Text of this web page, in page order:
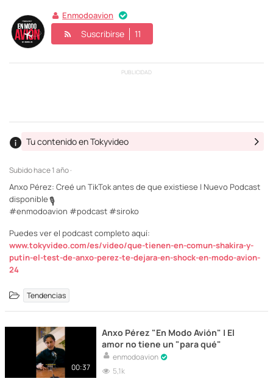
Enmodoavion
Suscribirse 11
PUBLICIDAD
Subidohace 1 año ·
Tu contenido en Tokyvideo
Anxo Pérez: Creé un TikTok antes de que existiese | Nuevo Podcast
disponible🎙️
#enmodoavion #podcast #siroko
Puedes ver el podcast completo aquí:
www.tokyvideo.com/es/video/que-tienen-en-comun-shakira-y-
putin-el-test-de-anxo-perez-te-dejara-en-shock-en-modo-avion-
24
Tendencias
00:37
Anxo Pérez "En Modo Avión" | El
amor no tiene un "para qué"
enmodoavion
5,1k